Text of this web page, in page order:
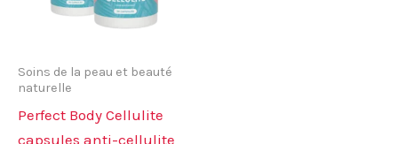
Soins de la peau et beauté
naturelle
Perfect Body Cellulite
capsules anti-cellulite